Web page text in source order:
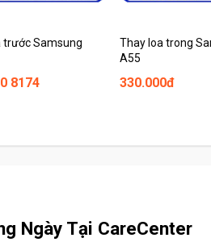
trước Samsung
8174
Thay loa trong
A55
330.000đ
Ngày Tại CareCenter